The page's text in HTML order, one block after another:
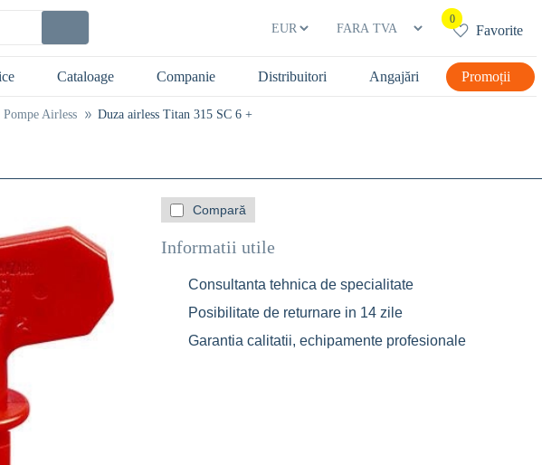
Favorite
0
Cataloage Companie Distribuitori Angajări Promoții
Airless Duza airless Titan 315 SC 6 +
Compară
Informatii utile
Consultanta tehnica de specialitate
Posibilitate de returnare in 14 zile
Garantia calitatii, echipamente profesionale